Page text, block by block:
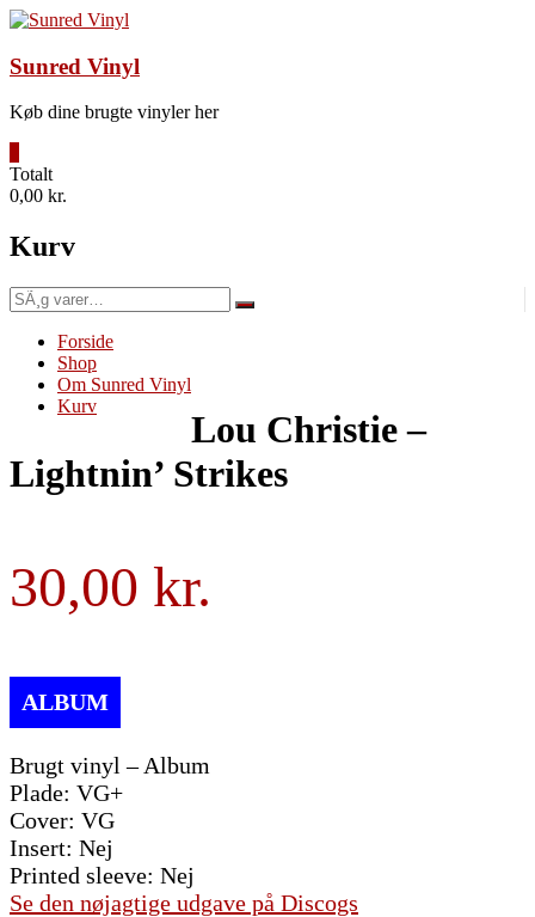
Videre
indhold
Sunred Vinyl
Køb dine brugte vinyler her
Totalt
0,00 kr.
Kurv
SÃ¸g
efter:
Forside
Shop
Om Sunred Vinyl
Kurv
Lou Christie –
Lightnin’ Strikes
30,00
Brugt vinyl – Album
Plade: VG+
Cover: VG
Insert: Nej
Printed sleeve: Nej
Se den nøjagtige udgave på Discogs